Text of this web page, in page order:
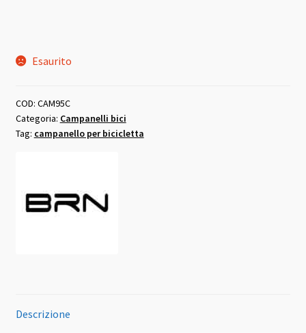
Esaurito
COD: CAM95C
Categoria: Campanelli bici
Tag: campanello per bicicletta
Descrizione